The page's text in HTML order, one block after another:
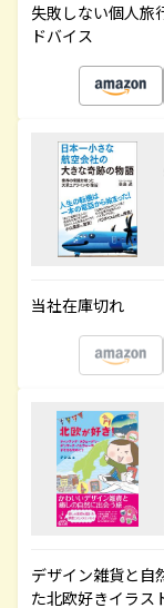
失敗しない個人旅
ドバイス
当社在庫切れ
デザイン雑貨と自
た北欧好きイラス